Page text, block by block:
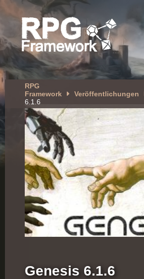
RPG
Framework
Veröffentlichungen
6.1.6
Genesis 6.1.6